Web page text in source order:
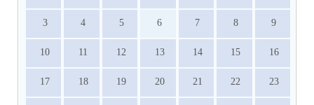
3 4 5 6 7 8 9
10 11 12 13 14 15 16
17 18 19 20 21 22 23